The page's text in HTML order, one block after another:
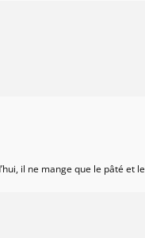
il ne mange que le pâté et